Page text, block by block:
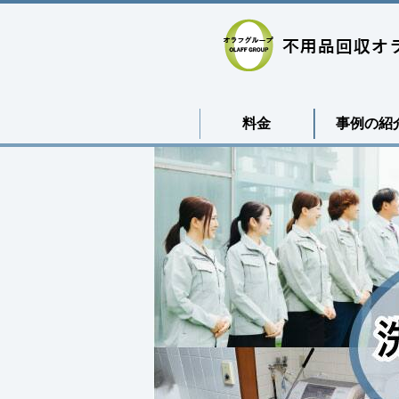
料金 事例の紹